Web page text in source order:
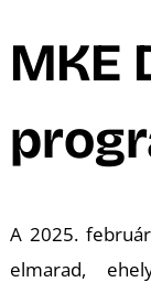
MKE
A 2025.
elmarad,